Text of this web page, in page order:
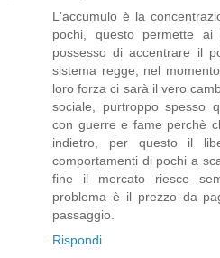
L'accumulo è la
pochi, questo permette
possesso di accentrare il
sistema regge, nel
loro forza ci sarà il vero
sociale, purtroppo spesso
con guerre e fame perchè
indietro, per questo il
comportamenti di pochi a
fine il mercato riesce
problema è il prezzo da
passaggio.
Rispondi